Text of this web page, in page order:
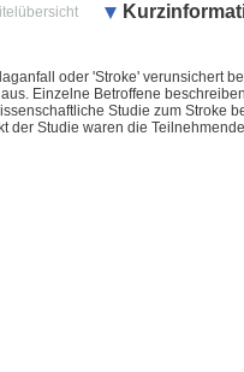
oder 'Stroke' verunsichert
Einzelne Betroffene
Studie zum Stroke
der Studie waren die